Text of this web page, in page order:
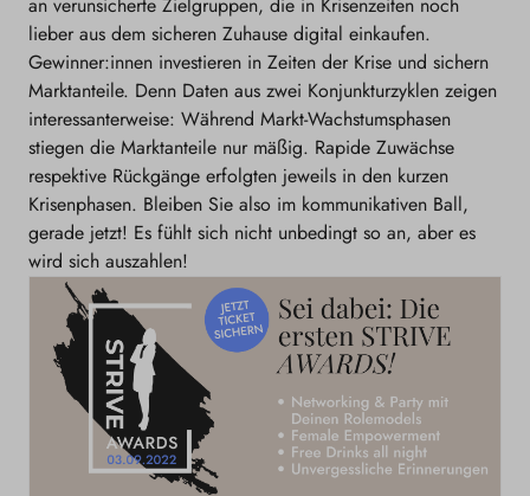
an verunsicherte Zielgruppen, die in Krisenzeiten noch
lieber aus dem sicheren Zuhause digital einkaufen.
Gewinner:innen investieren in Zeiten der Krise und sichern
Marktanteile. Denn Daten aus zwei Konjunkturzyklen zeigen
interessanterweise: Während Markt-Wachstumsphasen
stiegen die Marktanteile nur mäßig. Rapide Zuwächse
respektive Rückgänge erfolgten jeweils in den kurzen
Krisenphasen. Bleiben Sie also im kommunikativen Ball,
gerade jetzt! Es fühlt sich nicht unbedingt so an, aber es
wird sich auszahlen!